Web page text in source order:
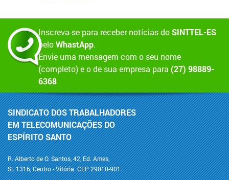
Inscreva-se para receber notícias doSINTTEL-ES
peloWhastApp.
Envie uma mensagem com o seu nome
(completo) e o de sua empresa para (27) 98889-
6368
SINDICATO DOS TRABALHADORES
EM TELECOMUNICAÇÕES DO
ESPÍRITO SANTO
R. Alberto de O. Santos, 42, Ed. Ames,
Sl. 1316, Centro - Vitória. CEP 29010-901.